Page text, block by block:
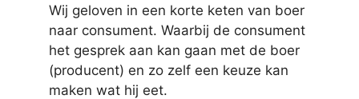
Wij geloven in een korte keten van boer
naar consument. Waarbij de consument
het gesprek aan kan gaan met de boer
(producent) en zo zelf een keuze kan
maken wat hij eet.